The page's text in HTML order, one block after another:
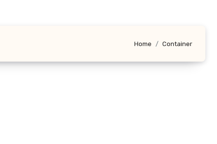
Home Container